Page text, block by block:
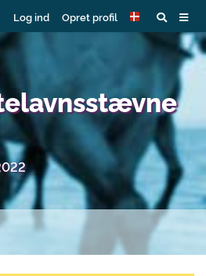
Log ind Opret profil